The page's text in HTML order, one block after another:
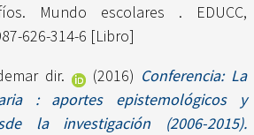
Mundo escolares . EDUCC,
626-314-6 [Libro]
dir.
(2016) Conferencia: La
: aportes epistemológicos y
la investigación (2006-2015).